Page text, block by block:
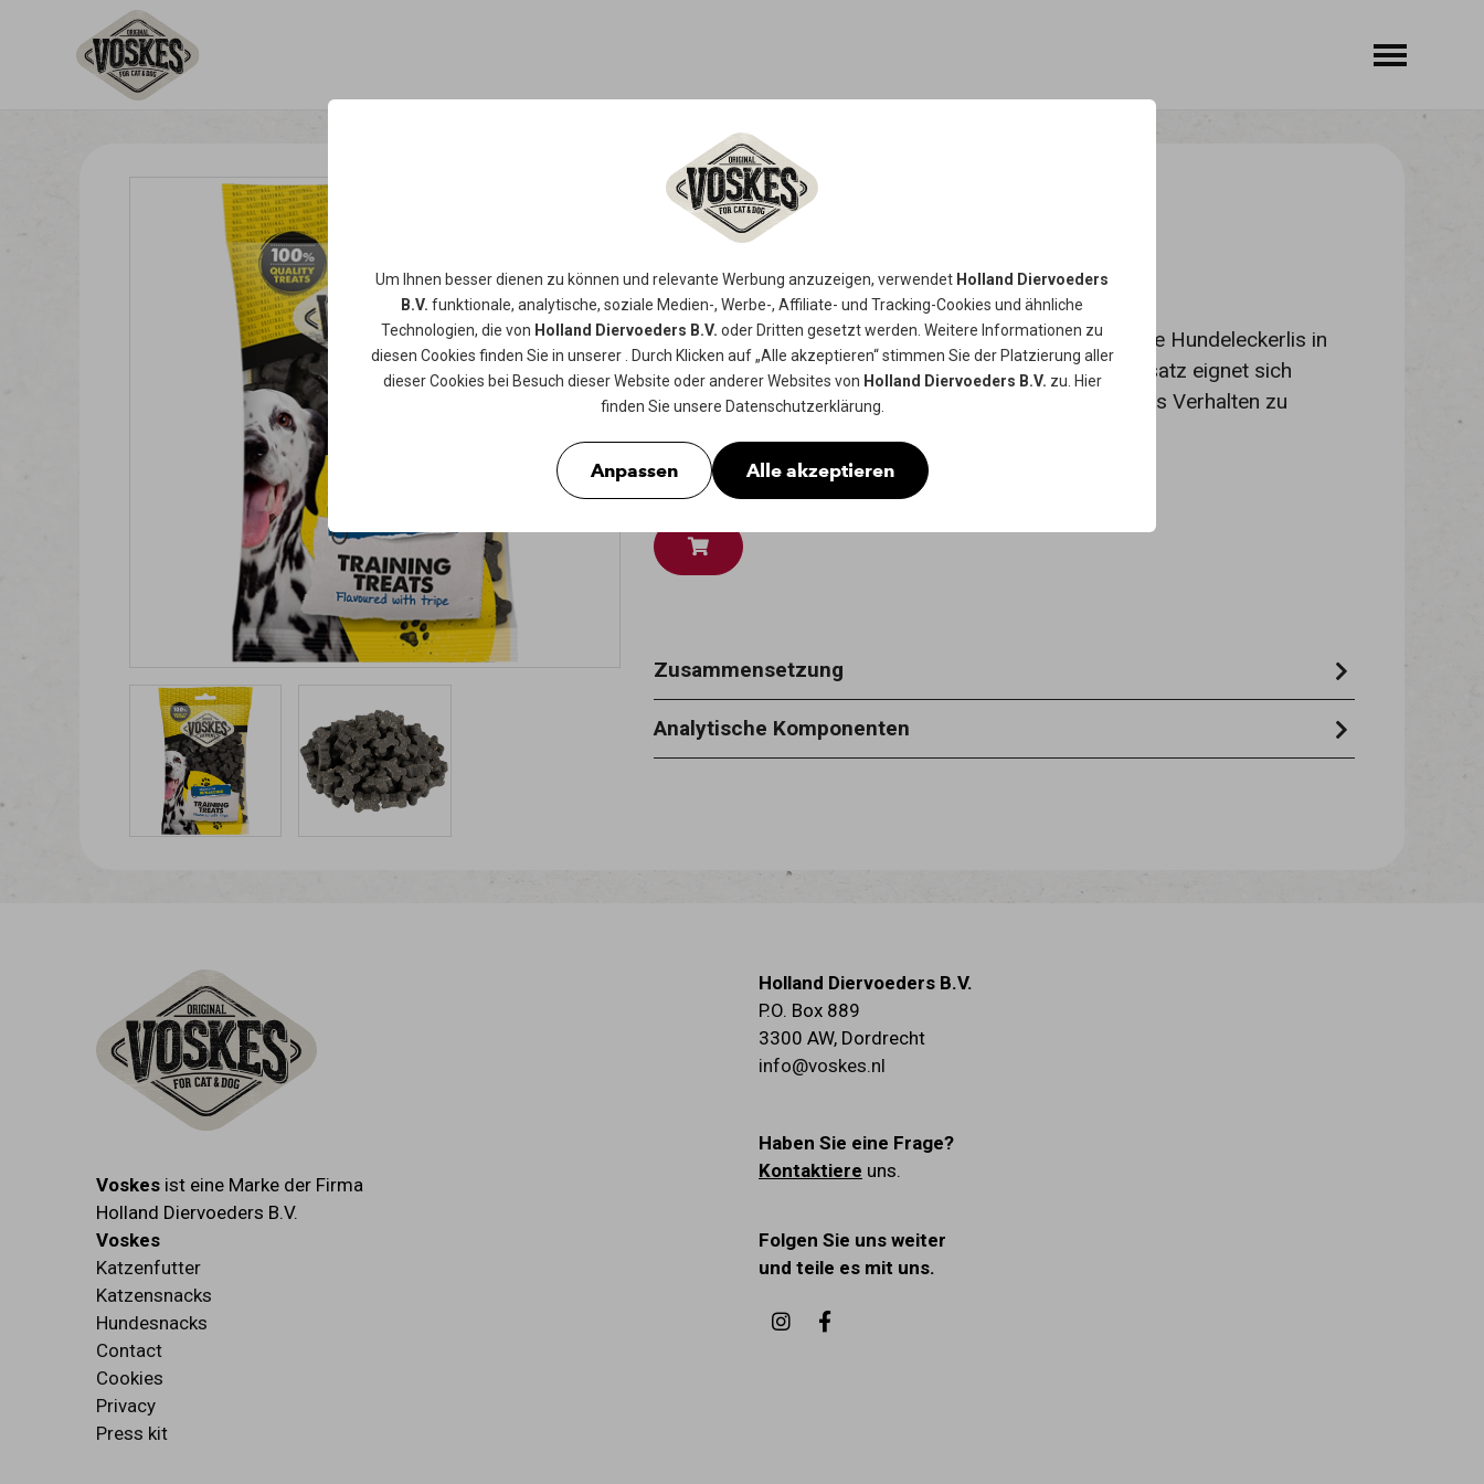
Um Ihnen besser dienen zu können und relevante Werbung anzuzeigen, verwendet Holland Diervoeders
B.V. funktionale, analytische, soziale Medien-, Werbe-, Affiliate- und Tracking-Cookies und ähnliche
Technologien, die von Holland Diervoeders B.V. oder Dritten gesetzt werden. Weitere Informationen zu
diesen Cookies finden Sie in unserer
. Durch Klicken auf „Alle akzeptieren“ stimmen Sie der Platzierung aller
dieser Cookies bei Besuch dieser Website oder anderer Websites von Holland Diervoeders B.V. zu. Hier
finden Sie unsere Datenschutzerklärung
Anpassen Alle akzeptieren
TRAINING TREATS
PANSEN
Voskes Training Treats mit Pansen sind leckere, weiche Hundeleckerlis in
Form eines Knochens. Dieses Leckerli ohne Zuckerzusatz eignet sich
perfekt für das Training, aber auch, um Hunde für gutes Verhalten zu
Erhältlich in 200gr
Zusammensetzung
getreide, pflanzliche nebenerzeugnisse, öle und fette, fleisch und tierische
nebenerzeugnisse (2 % pansenmehl)
Analytische Komponenten
Voskes ist eine Marke der Firma
Holland Diervoeders B.V.
Holland Diervoeders B.V.
P.O. Box 889
3300 AW, Dordrecht
info@voskes.nl
Haben Sie eine Frage?
Kontaktiere uns.
Voskes
Katzenfutter
Katzensnacks
Hundesnacks
Contact
Cookies
Privacy
Press kit
Folgen Sie uns weiter
und teile es mit uns.